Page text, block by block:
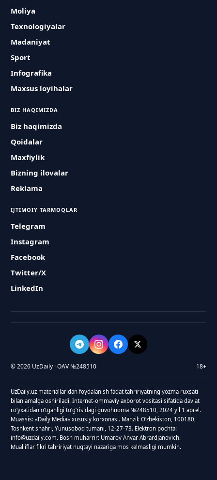
Moliya
Texnologiyalar
Madaniyat
Sport
Infografika
Maxsus loyihalar
BIZ HAQIMIZDA
Biz haqimizda
Qoidalar
Maxfiylik
Bizning ilovalar
Reklama
IJTIMOIY TARMOQLAR
Telegram
Instagram
Facebook
Twitter/X
LinkedIn
© 2026 UzDaily · OAV №248510 18+
UzDaily.uz materiallaridan foydalanish faqat tahririyatning yozma ruxsati
bilan amalga oshiriladi. Internet-ommaviy axborot vositasi sifatida davlat
roʻyxatidan oʻtganligi toʻgʻrisidagi guvohnoma №248510, 2024 yil 1 aprel.
Muassis: «Daily Media» xususiy korxonasi. Manzil: Oʻzbekiston, 100180,
Toshkent shahri, Yunusobod tumani, 12-27-73. Elektron pochta:
info@uzdaily.com. Bosh muharrir: Umarov Anvar Abrardjanovich.
Mualliflar fikri tahririyat nuqtayi nazariga mos kelmasligi mumkin.